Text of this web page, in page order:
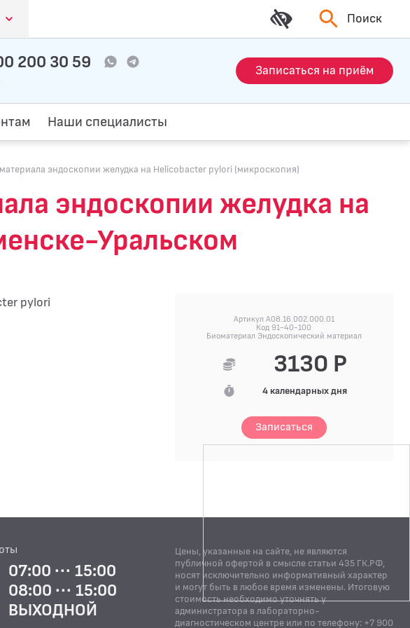
Поиск
200 30 59 Записаться на приём
Наши специалисты
эндоскопии желудка на Helicobacter pylori (микроскопия)
эндоскопии желудка на
Уральском
pylori
Артикул A08.16.002.000.01
Код 91-40-100
Биоматериал Эндоскопический материал
3130 Р
4 календарных дня
Записаться
07:00 ··· 15:00
08:00 ··· 15:00
ВЫХОДНОЙ
Цены, указанные на сайте, не являются
публичной офертой в смысле статьи 435 ГК.РФ,
носят исключительно информативный характер
и могут быть в любое время изменены. Итоговую
стоимость необходимо уточнять у
администратора в лабораторно-
диагностическом центре или по телефону: +7 900